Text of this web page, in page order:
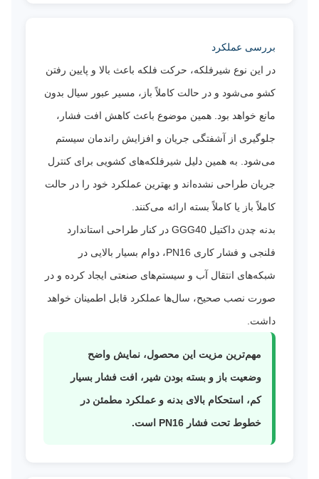
بررسی عملکرد
در این نوع شیرفلکه، حرکت فلکه باعث بالا و پایین رفتن
کشو می‌شود و در حالت کاملاً باز، مسیر عبور سیال بدون
مانع خواهد بود. همین موضوع باعث کاهش افت فشار،
جلوگیری از آشفتگی جریان و افزایش راندمان سیستم
می‌شود. به همین دلیل شیرفلکه‌های کشویی برای کنترل
جریان طراحی نشده‌اند و بهترین عملکرد خود را در حالت
کاملاً باز یا کاملاً بسته ارائه می‌کنند.
بدنه چدن داکتیل GGG40 در کنار طراحی استاندارد
فلنجی و فشار کاری PN16، دوام بسیار بالایی در
شبکه‌های انتقال آب و سیستم‌های صنعتی ایجاد کرده و در
صورت نصب صحیح، سال‌ها عملکرد قابل اطمینان خواهد
داشت.
مهم‌ترین مزیت این محصول، نمایش واضح
وضعیت باز و بسته بودن شیر، افت فشار بسیار
کم، استحکام بالای بدنه و عملکرد مطمئن در
خطوط تحت فشار PN16 است.